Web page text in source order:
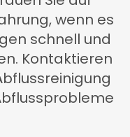
wenn es
schnell und
Kontaktieren